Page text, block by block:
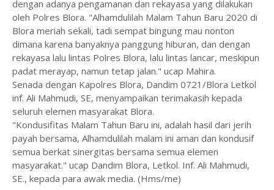
dengan adanya pengamanan dan rekayasa yang dilakukan
oleh Polres Blora. "Alhamdulilah Malam Tahun Baru 2020 di
Blora meriah sekali, tadi sempat bingung mau nonton
dimana karena banyaknya panggung hiburan, dan dengan
rekayasa lalu lintas Polres Blora, lalu lintas lancar, meskipun
padat merayap, namun tetap jalan." ucap Mahira.
Senada dengan Kapolres Blora, Dandim 0721/Blora Letkol
inf. Ali Mahmudi, SE, menyampaikan terimakasih kepada
seluruh elemen masyarakat Blora.
"Kondusifitas Malam Tahun Baru ini, adalah hasil dari jerih
payah bersama, Alhamdulilah malam ini aman dan kondusif
semua berkat sinergitas bersama semua elemen
masyarakat." ucap Dandim Blora, Letkol. Inf. Ali Mahmudi,
SE., kepada para awak media. (Hms/me)